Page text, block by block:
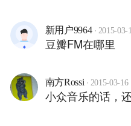
新用户9964 · 2015-03-
豆瓣FM在哪里
南方Rossi · 2015-03-16
小众音乐的话，